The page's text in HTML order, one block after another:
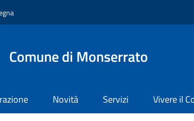
Comune di Monserrato
Novità Servizi Vivere il